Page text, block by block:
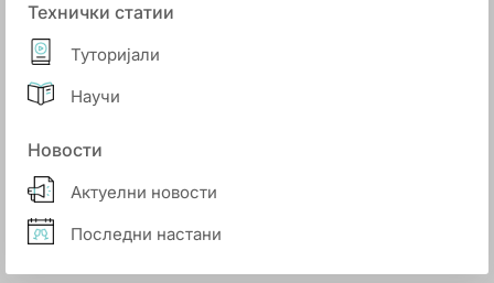
Технички статии
Туторијали
Научи
Новости
Актуелни новости
Последни настани